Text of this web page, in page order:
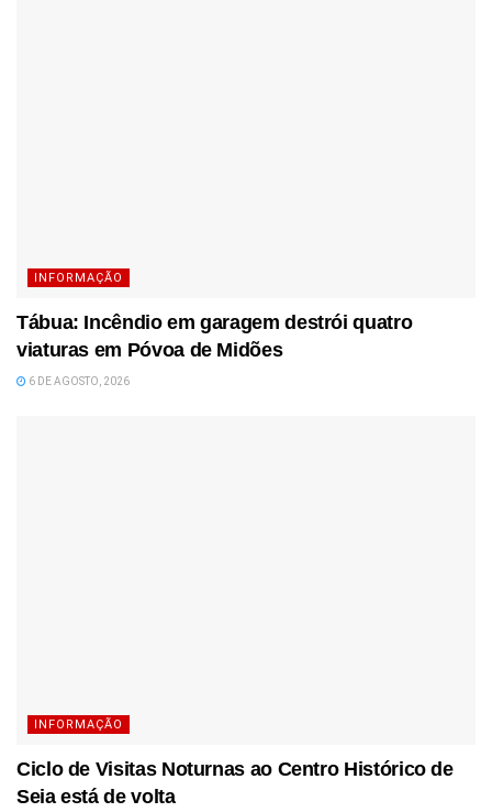
INFORMAÇÃO
Tábua: Incêndio em garagem destrói quatro
viaturas em Póvoa de Midões
6 DE AGOSTO, 2026
INFORMAÇÃO
Ciclo de Visitas Noturnas ao Centro Histórico de
Seia está de volta